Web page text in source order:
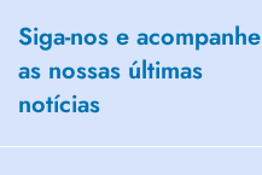
Siga-nos e acompanhe
as nossas últimas
notícias